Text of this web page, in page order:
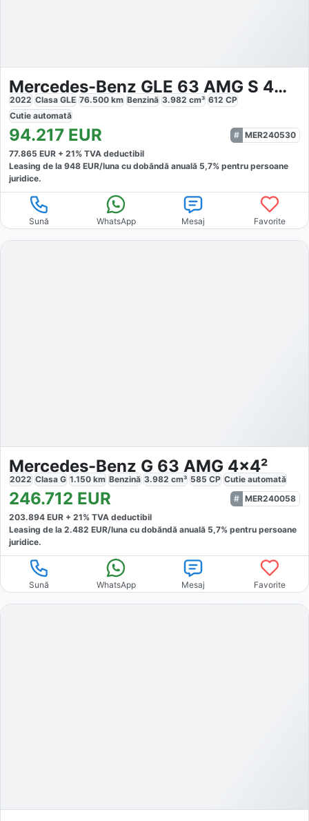
Mercedes-Benz GLE 63 AMG S 4M Coupe
2022 Clasa GLE 76.500 km Benzină 3.982 cm³ 612 CP
Cutie automată
94.217 EUR
MER240530
77.865 EUR + 21% TVA deductibil
Leasing de la 948 EUR/luna cu dobăndă anuală 5,7% pentru persoane
juridice.
Sună WhatsApp Mesaj Favorite
Mercedes-Benz G 63 AMG 4x4²
2022 Clasa G 1.150 km Benzină 3.982 cm³ 585 CP Cutie automată
246.712 EUR
MER240058
203.894 EUR + 21% TVA deductibil
Leasing de la 2.482 EUR/luna cu dobăndă anuală 5,7% pentru persoane
juridice.
Sună WhatsApp Mesaj Favorite